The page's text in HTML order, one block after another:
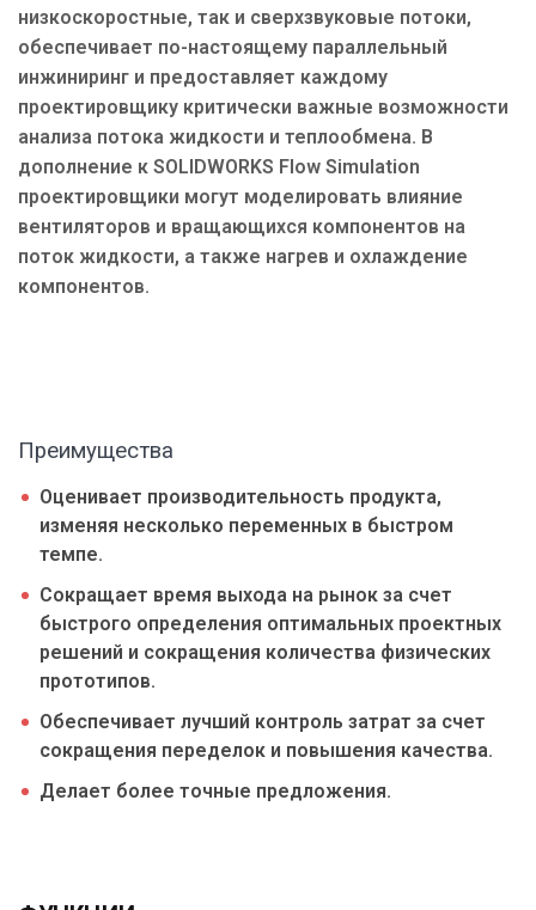
низкоскоростные, так и сверхзвуковые потоки,
обеспечивает по-настоящему параллельный
инжиниринг и предоставляет каждому
проектировщику критически важные возможности
анализа потока жидкости и теплообмена. В
дополнение к SOLIDWORKS Flow Simulation
проектировщики могут моделировать влияние
вентиляторов и вращающихся компонентов на
поток жидкости, а также нагрев и охлаждение
компонентов.
Преимущества
Оценивает производительность продукта,
изменяя несколько переменных в быстром
темпе.
Сокращает время выхода на рынок за счет
быстрого определения оптимальных проектных
решений и сокращения количества физических
прототипов.
Обеспечивает лучший контроль затрат за счет
сокращения переделок и повышения качества.
Делает более точные предложения.